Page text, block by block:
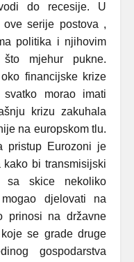
do recesije. U
serije postova ,
politika i njihovim
mjehur pukne.
financijske krize
morao imati
krizu zakuhala
na europskom tlu.
pristup Eurozoni je
kako bi transmisijski
sa skice nekoliko
djelovati na
prinosi na državne
se grade druge
gospodarstva